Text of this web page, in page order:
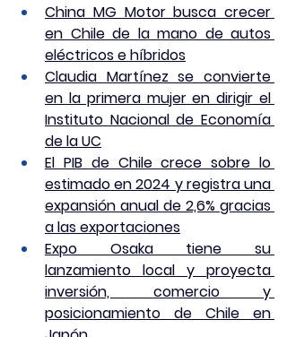
China MG Motor busca crecer
en Chile de la mano de autos
eléctricos e híbridos
Claudia Martínez se convierte
en la primera mujer en dirigir el
Instituto Nacional de Economía
de la UC
El PIB de Chile crece sobre lo
estimado en 2024 y registra una
expansión anual de 2,6% gracias
a las exportaciones
Expo Osaka tiene su
lanzamiento local y proyecta
inversión, comercio y
posicionamiento de Chile en